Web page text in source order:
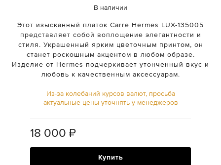
В наличии
Этот изысканный платок Carre Hermes LUX-135005
представляет собой воплощение элегантности и
стиля. Украшенный ярким цветочным принтом, он
станет роскошным акцентом в любом образе.
Изделие от Hermes подчеркивает утонченный вкус и
любовь к качественным аксессуарам.
Из-за колебаний курсов валют, просьба
актуальные цены уточнять у менеджеров
18 000 ₽
Купить